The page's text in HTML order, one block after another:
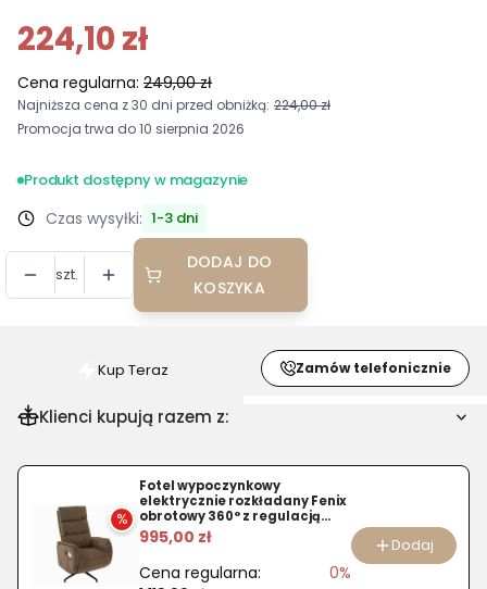
224,10 zł
Cena regularna: 249,00 zł
Najniższa cena z 30 dni przed obniżką: 224,00 zł
Promocja trwa do 10 sierpnia 2026
Produkt dostępny w magazynie
Czas wysyłki: 1-3 dni
szt.
DODAJ DO
KOSZYKA
Szybki
zakup
dla
Krzesło
konferencyjne
Vigor
eksokóra
Kup Teraz Zamów telefonicznie
Klienci kupują razem z:
%
Fotel wypoczynkowy
elektrycznie rozkładany Fenix
obrotowy 360° z regulacją
wysokości – cappuccino
995,00 zł
Cena regularna:
0%
Dodaj